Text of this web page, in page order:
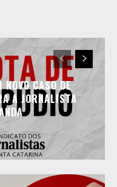
CASO DE
A JORNALISTA